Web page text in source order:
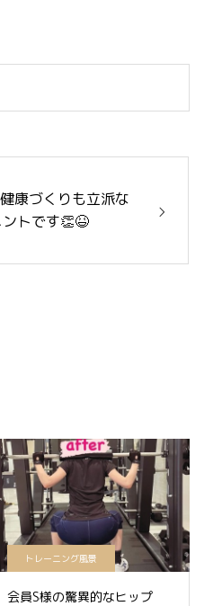
康づくりも立派な
トです👏😆
トレーニング風景
会員S様の驚異的なヒップ